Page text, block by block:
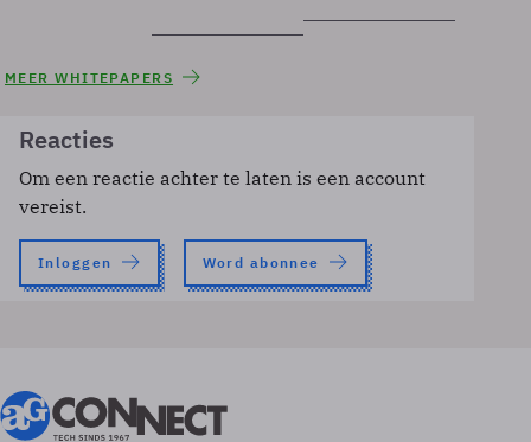
MEER WHITEPAPERS
Reacties
Om een reactie achter te laten is een account
vereist.
Inloggen Word abonnee